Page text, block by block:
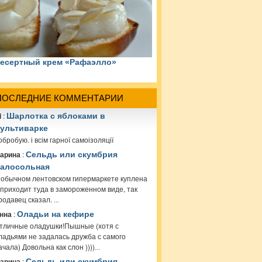
крем «Рафаэлло»
КОММЕНТАРИИ
: Шарлотка с яблоками в
і всім гарної самоізоляції
:Сельдь или скумбрия
лентовском гипермаркете куплена
туда в замороженном виде, так
сказал. ...
:Оладьи на кефире
оладушки!Пышные (хотя с
не задалась дружба с самого
Довольна как слон ))))...